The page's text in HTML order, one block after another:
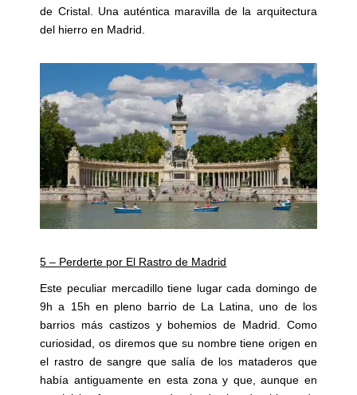
de Cristal. Una auténtica maravilla de la arquitectura
del hierro en Madrid.
5 – Perderte por El Rastro de Madrid
Este peculiar mercadillo tiene lugar cada domingo de
9h a 15h en pleno barrio de La Latina, uno de los
barrios más castizos y bohemios de Madrid. Como
curiosidad, os diremos que su nombre tiene origen en
el rastro de sangre que salía de los mataderos que
había antiguamente en esta zona y que, aunque en